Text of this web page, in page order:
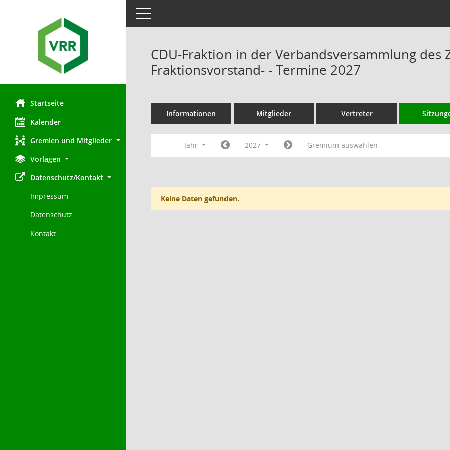
Startseite
Kalender
Gremien und Mitglieder
Vorlagen
Datenschutz/Kontakt
Impressum
Datenschutz
Kontakt
Toggle navigation
CDU-Fraktion in der Verbandsversammlung des
Fraktionsvorstand- - Termine 2027
Informationen Mitglieder Vertreter
Jahr 2027 Gremium auswählen
Keine Daten gefunden.